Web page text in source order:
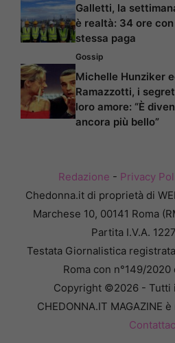
Galletti, la
è realtà: 34 ore con
stessa paga
Gossip
Michelle Hunziker
Ramazzotti, i
loro amore: “È
ancora più bello”
Redazione - Privacy
Chedonna.it di proprietà di
Marchese 10, 00141 Roma
Partita I.V.A.
Testata Giornalistica
Roma con n°149/
Copyright ©2026 - Tutti
CHEDONNA.IT MAGAZINE